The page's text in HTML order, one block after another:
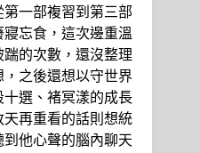
一部複習到第三部
忘食，這次邊重溫
的次數，還沒整理
之後還想以守世界
選、褚冥漾的成長
再重看的話則想統
他心聲的腦內聊天